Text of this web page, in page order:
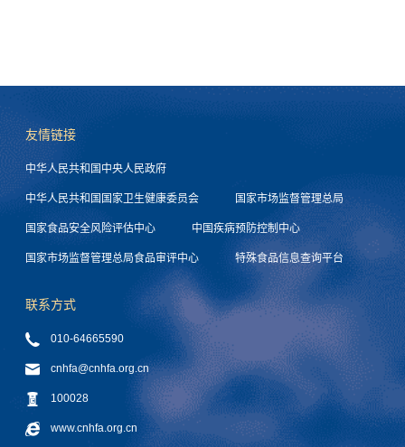
友情链接
中华人民共和国中央人民政府
中华人民共和国国家卫生健康委员会 国家市场监督管理总局
国家食品安全风险评估中心 中国疾病预防控制中心
国家市场监督管理总局食品审评中心 特殊食品信息查询平台
联系方式
010-64665590
cnhfa@cnhfa.org.cn
100028
www.cnhfa.org.cn